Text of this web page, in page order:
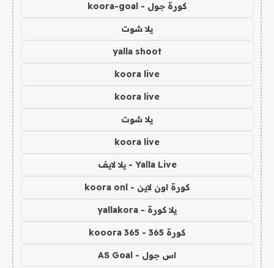
كورة جول - koora-goal
يلا شوت
yalla shoot
koora live
koora live
يلا شوت
koora live
Yalla Live - يلا لايف
كورة اون لاين - koora onl
يلا كورة - yallakora
كورة 365 - kooora 365
اس جول - AS Goal